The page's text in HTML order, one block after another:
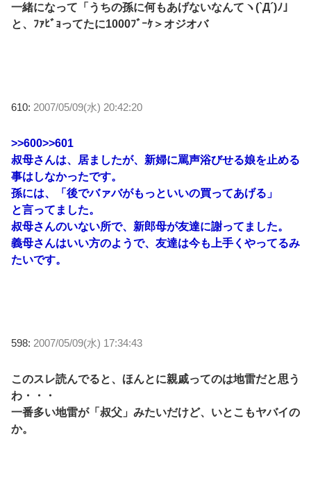
一緒になって「うちの孫に何もあげないなんてヽ(`Д´)ﾉ」
と、ﾌｧﾋﾞｮってたに1000ﾌﾞｰｹ＞オジオバ
610: 2007/05/09(水) 20:42:20
>>600>>601
叔母さんは、居ましたが、新婦に罵声浴びせる娘を止める
事はしなかったです。
孫には、「後でバァバがもっといいの買ってあげる」
と言ってました。
叔母さんのいない所で、新郎母が友達に謝ってました。
義母さんはいい方のようで、友達は今も上手くやってるみ
たいです。
598: 2007/05/09(水) 17:34:43
このスレ読んでると、ほんとに親戚ってのは地雷だと思う
わ・・・
一番多い地雷が「叔父」みたいだけど、いとこもヤバイの
か。